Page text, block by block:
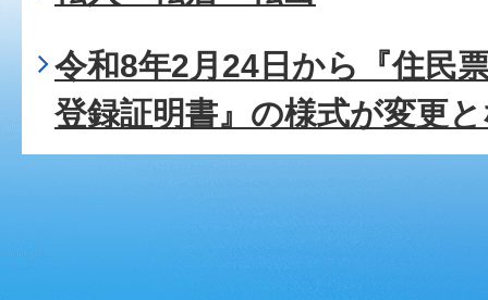
令和8年2月24日から『住民
登録証明書』の様式が変更